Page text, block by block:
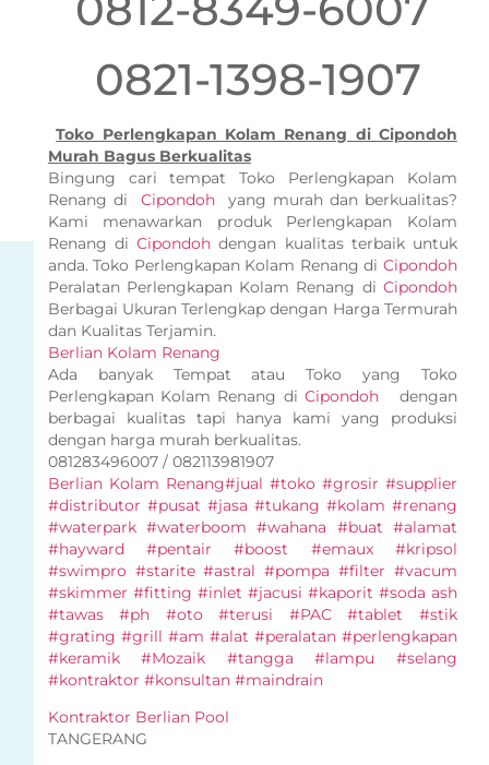
0821-1398-1907
Toko Perlengkapan Kolam Renang di Cipondoh
Murah Bagus Berkualitas
Bingung cari tempat Toko Perlengkapan Kolam
Renang di Cipondohyang murah dan berkualitas?
Kami menawarkan produk Perlengkapan Kolam
Renang diCipondoh dengan kualitas terbaik untuk
anda. Toko Perlengkapan Kolam Renang di Cipondoh
Peralatan Perlengkapan Kolam Renang di Cipondoh
Berbagai Ukuran Terlengkap dengan Harga Termurah
dan Kualitas Terjamin.
Berlian Kolam Renang
Ada banyak Tempat atau Toko yang Toko
Perlengkapan Kolam Renang di Cipondoh
dengan
berbagai kualitas tapi hanya kami yang produksi
dengan harga murah berkualitas.
081283496007 / 082113981907
Berlian Kolam Renang#jual #toko #grosir #supplier
#distributor #pusat #jasa #tukang #kolam #renang
#waterpark #waterboom #wahana #buat #alamat
#hayward #pentair #boost #emaux #kripsol
#swimpro #starite #astral #pompa #filter #vacum
#skimmer #fitting #inlet #jacusi #kaporit #soda ash
#tawas #ph #oto #terusi #PAC #tablet #stik
#grating #grill #am #alat #peralatan #perlengkapan
#keramik #Mozaik #tangga #lampu #selang
#kontraktor #konsultan #maindrain
Kontraktor Berlian Pool
TANGERANG